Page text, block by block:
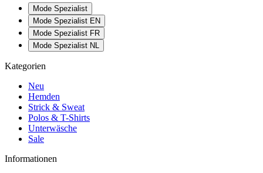
Mode Spezialist
Mode Spezialist EN
Mode Spezialist FR
Mode Spezialist NL
Kategorien
Neu
Hemden
Strick & Sweat
Polos & T-Shirts
Unterwäsche
Sale
Informationen